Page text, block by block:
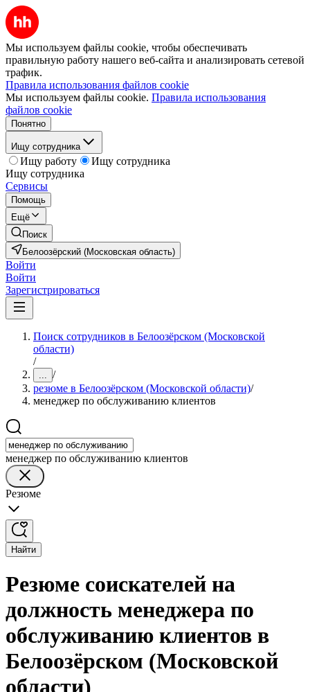
Мы используем файлы cookie, чтобы обеспечивать
правильную работу нашего веб-сайта и анализировать сетевой
трафик.
Правила использования файлов cookie
Мы используем файлы cookie. Правила использования
файлов cookie
Понятно
Ищу сотрудника
Ищу работу
Ищу сотрудника
Ищу сотрудника
Сервисы
Помощь
Ещё
Поиск
Белоозёрский (Московская область)
Войти
Войти
Зарегистрироваться
Поиск сотрудников в Белоозёрском (Московской
области)
/
... /
резюме в Белоозёрском (Московской области)/
менеджер по обслуживанию клиентов
менеджер по обслуживанию клиентов
Резюме
Найти
Резюме соискателей на
должность менеджера по
обслуживанию клиентов в
Белоозёрском (Московской
области)